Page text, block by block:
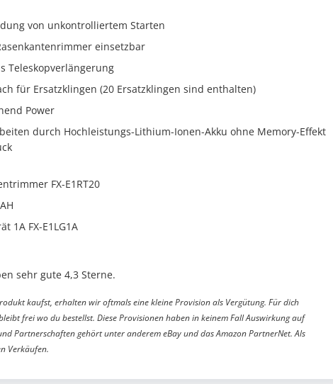
von unkontrolliertem Starten
einsetzbar
Teleskopverlängerung
für Ersatzklingen (20 Ersatzklingen sind enthalten)
Power
durch Hochleistungs-Lithium-Ionen-Akku ohne Memory-Effekt
FX-E1RT20
1A FX-E1LG1A
sehr gute 4,3 Sterne.
kaufst, erhalten wir oftmals eine kleine Provision als Vergütung. Für dich
frei wo du bestellst. Diese Provisionen haben in keinem Fall Auswirkung auf
Partnerschaften gehört unter anderem eBay und das Amazon PartnerNet. Als
Verkäufen.